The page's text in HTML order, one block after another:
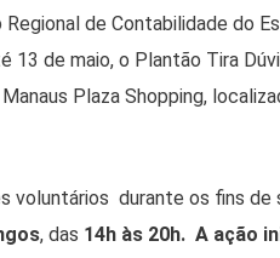
de Contabilidade do
13 de maio, o Plantão Tira
Plaza Shopping,
voluntários durante os fins de
, das 14h às 20h. A ação